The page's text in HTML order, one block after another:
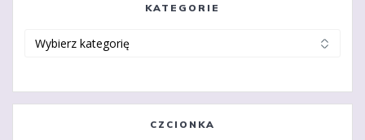
KATEGORIE
CZCIONKA